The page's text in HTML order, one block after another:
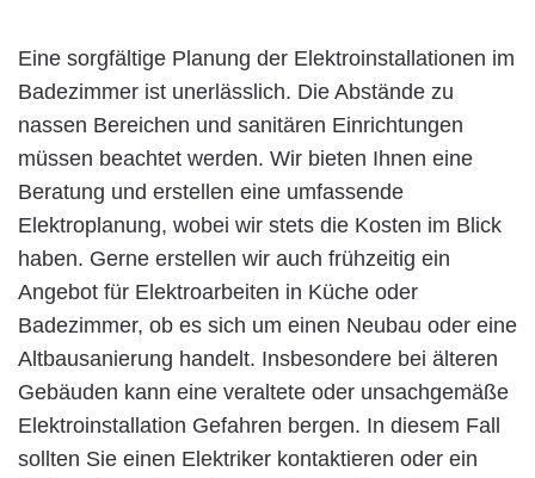
Eine sorgfältige Planung der Elektroinstallationen im
Badezimmer ist unerlässlich. Die Abstände zu
nassen Bereichen und sanitären Einrichtungen
müssen beachtet werden. Wir bieten Ihnen eine
Beratung und erstellen eine umfassende
Elektroplanung, wobei wir stets die Kosten im Blick
haben. Gerne erstellen wir auch frühzeitig ein
Angebot für Elektroarbeiten in Küche oder
Badezimmer, ob es sich um einen Neubau oder eine
Altbausanierung handelt. Insbesondere bei älteren
Gebäuden kann eine veraltete oder unsachgemäße
Elektroinstallation Gefahren bergen. In diesem Fall
sollten Sie einen Elektriker kontaktieren oder ein